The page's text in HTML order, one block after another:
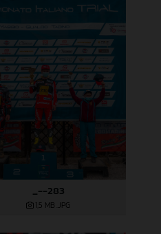
_--283
1,5 MB .JPG